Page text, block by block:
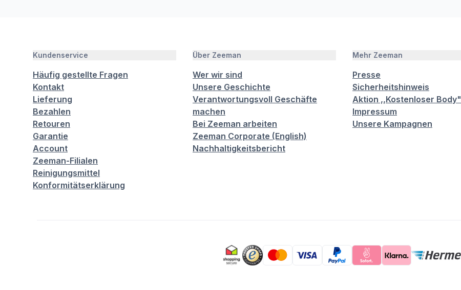
Kundenservice
Häufig gestellte Fragen
Kontakt
Lieferung
Bezahlen
Retouren
Garantie
Account
Zeeman-Filialen
Reinigungsmittel
Konformitätserklärung
Über Zeeman
Wer wir sind
Unsere Geschichte
Verantwortungsvoll Geschäfte
machen
Bei Zeeman arbeiten
Zeeman Corporate (English)
Nachhaltigkeitsbericht
Mehr Zeeman
Presse
Sicherheitshinweis
Aktion ,,Kostenloser Body"
Impressum
Unsere Kampagnen